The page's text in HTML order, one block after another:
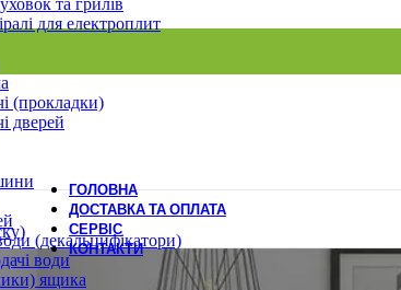
для електроплит
(прокладки)
дверей
(декальцифікатори)
води
ящика
ГОЛОВНА
ДОСТАВКА ТА ОПЛАТА
СЕРВІС
КОНТАКТИ